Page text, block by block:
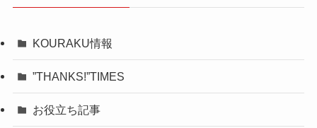
KOURAKU情報
”THANKS!”TIMES
お役立ち記事